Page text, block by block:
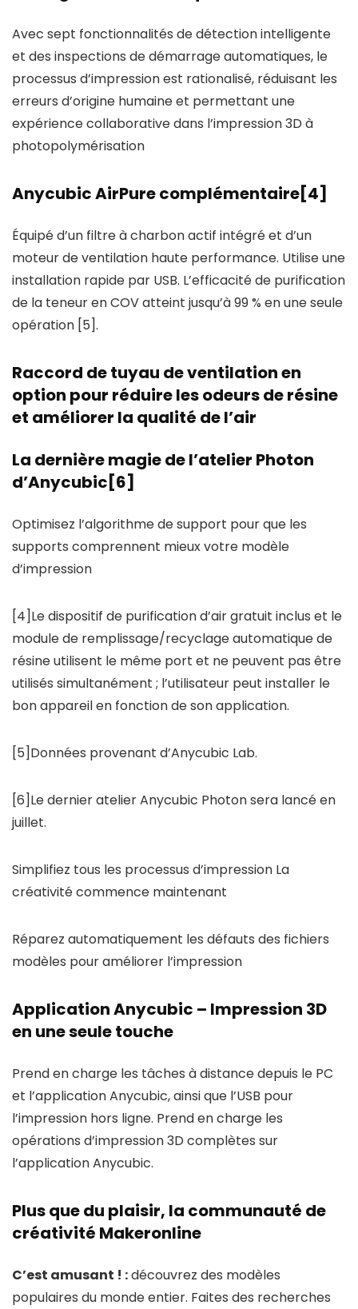
Avec sept fonctionnalités de détection intelligente
et des inspections de démarrage automatiques, le
processus d’impression est rationalisé, réduisant les
erreurs d’origine humaine et permettant une
expérience collaborative dans l’impression 3D à
photopolymérisation
Anycubic AirPure complémentaire[4]
Équipé d’un filtre à charbon actif intégré et d’un
moteur de ventilation haute performance. Utilise une
installation rapide par USB. L’efficacité de purification
de la teneur en COV atteint jusqu’à 99 % en une seule
opération [5].
Raccord de tuyau de ventilation en
option pour réduire les odeurs de résine
et améliorer la qualité de l’air
La dernière magie de l’atelier Photon
d’Anycubic[6]
Optimisez l’algorithme de support pour que les
supports comprennent mieux votre modèle
d’impression
[4]Le dispositif de purification d’air gratuit inclus et le
module de remplissage/recyclage automatique de
résine utilisent le même port et ne peuvent pas être
utilisés simultanément ; l’utilisateur peut installer le
bon appareil en fonction de son application.
[5]Données provenant d’Anycubic Lab.
[6]Le dernier atelier Anycubic Photon sera lancé en
juillet.
Simplifiez tous les processus d’impression La
créativité commence maintenant
Réparez automatiquement les défauts des fichiers
modèles pour améliorer l’impression
Application Anycubic – Impression 3D
en une seule touche
Prend en charge les tâches à distance depuis le PC
et l’application Anycubic, ainsi que l’USB pour
l’impression hors ligne. Prend en charge les
opérations d’impression 3D complètes sur
l’application Anycubic.
Plus que du plaisir, la communauté de
créativité Makeronline
C’est amusant ! :découvrez des modèles
populaires du monde entier. Faites des recherches